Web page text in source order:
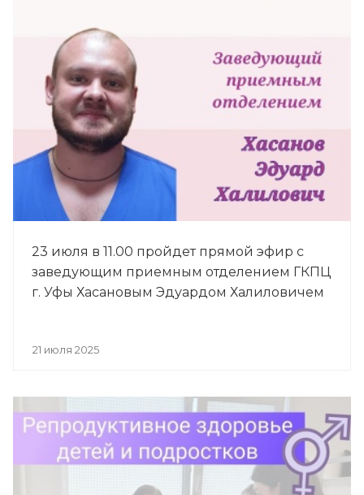
23 июля в 11.00 пройдет прямой эфир с
заведующим приемным отделением ГКПЦ
г. Уфы Хасановым Эдуардом Халиловичем
21 июля 2025